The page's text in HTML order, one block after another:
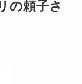
の頼子さ